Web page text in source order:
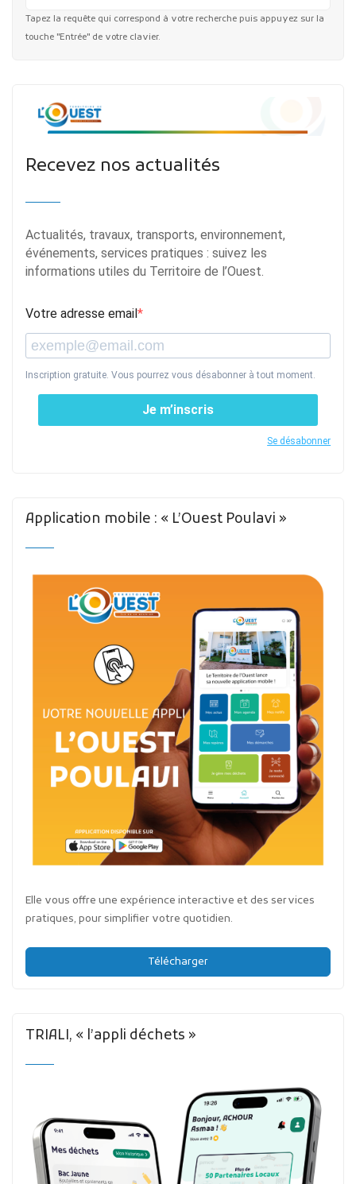
Tapez la requête qui correspond à votre recherche puis appuyez sur la
touche "Entrée" de votre clavier.
Recevez nos actualités
Actualités, travaux, transports, environnement,
événements, services pratiques : suivez les
informations utiles du Territoire de l’Ouest.
Votre adresse email
Inscription gratuite. Vous pourrez vous désabonner à tout moment.
Je m’inscris
Se désabonner
Application mobile : « L’Ouest Poulavi »
Elle vous offre une expérience interactive et des services
pratiques, pour simplifier votre quotidien.
Télécharger
TRIALI, « l’appli déchets »